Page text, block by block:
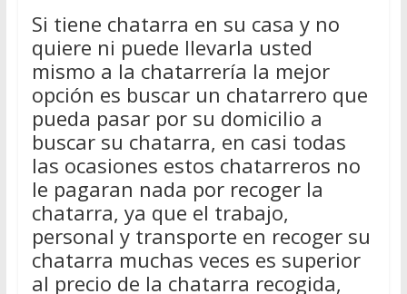
Si tiene chatarra en su casa y no
quiere ni puede llevarla usted
mismo a la chatarrería la mejor
opción es buscar un chatarrero que
pueda pasar por su domicilio a
buscar su chatarra, en casi todas
las ocasiones estos chatarreros no
le pagaran nada por recoger la
chatarra, ya que el trabajo,
personal y transporte en recoger su
chatarra muchas veces es superior
al precio de la chatarra recogida,